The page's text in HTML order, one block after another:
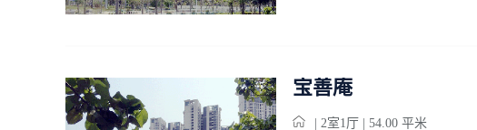
宝善庵
| 2室1厅 | 54.00 平米